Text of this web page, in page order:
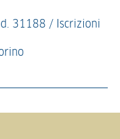
31188 / Iscrizioni